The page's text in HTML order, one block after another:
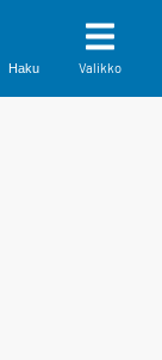
Haku Valikko